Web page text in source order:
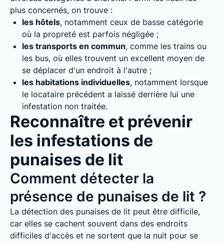
plus concernés, on trouve :
les hôtels, notamment ceux de basse catégorie
où la propreté est parfois négligée ;
les transports en commun, comme les trains ou
les bus, où elles trouvent un excellent moyen de
se déplacer d'un endroit à l'autre ;
les habitations individuelles, notamment lorsque
le locataire précédent a laissé derrière lui une
infestation non traitée.
Reconnaître et prévenir
les infestations de
punaises de lit
Comment détecter la
présence de punaises de lit ?
La détection des punaises de lit peut être difficile,
car elles se cachent souvent dans des endroits
difficiles d'accès et ne sortent que la nuit pour se